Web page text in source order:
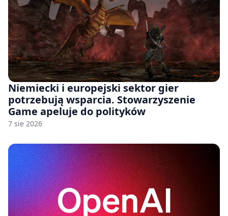
Niemiecki i europejski sektor gier
potrzebują wsparcia. Stowarzyszenie
Game apeluje do polityków
7 sie 2026